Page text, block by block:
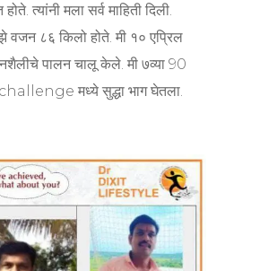
त्यांनी मला सर्व माहिती दिली.
वजन ८६ किलो होते. मी १० एप्रिल
पालन चालू केले. मी ७व्या 90
challenge मध्ये सुद्धा भाग घेतला.